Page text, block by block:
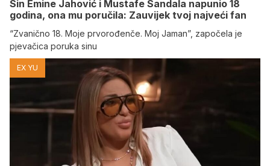
Sin Emine Jahović i Mustafe Sandala napunio 18
godina, ona mu poručila: Zauvijek tvoj najveći fan
“Zvanično 18. Moje prvorođenče. Moj Jaman”, započela je
pjevačica poruka sinu
EX YU